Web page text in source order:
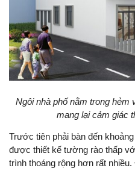
Ngôi nhà phố nằm trong
mang lại cảm giác
Trước tiên phải bàn đến
được thiết kế tường rào thấp
trình thoáng rộng hơn rất